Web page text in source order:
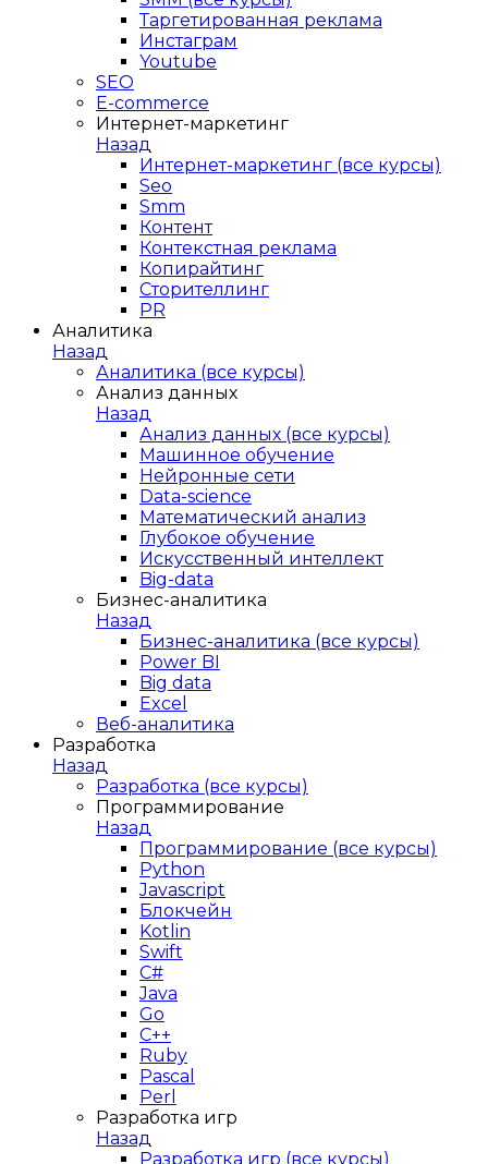
Таргетированная реклама
Инстаграм
Youtube
SEO
E-сommerce
Интернет-маркетинг
Назад
Интернет-маркетинг (все курсы)
Seo
Smm
Контент
Контекстная реклама
Копирайтинг
Сторителлинг
PR
Аналитика
Назад
Аналитика (все курсы)
Анализ данных
Назад
Анализ данных (все курсы)
Машинное обучение
Нейронные сети
Data-science
Математический анализ
Глубокое обучение
Искусственный интеллект
Big-data
Бизнес-аналитика
Назад
Бизнес-аналитика (все курсы)
Power BI
Big data
Excel
Веб-аналитика
Разработка
Назад
Разработка (все курсы)
Программирование
Назад
Программирование (все курсы)
Python
Javascript
Блокчейн
Kotlin
Swift
C#
Java
Go
C++
Ruby
Pascal
Perl
Разработка игр
Назад
Разработка игр (все курсы)